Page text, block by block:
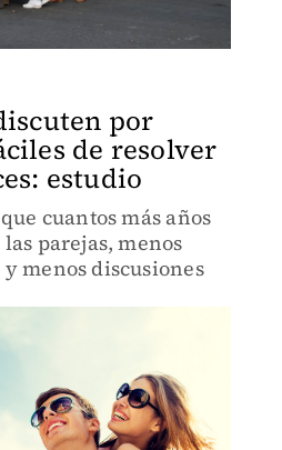
por
de resolver
estudio
cuantos más años
parejas, menos
menos discusiones